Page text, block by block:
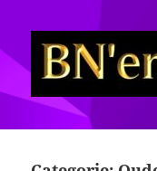
Sexy BN'ers